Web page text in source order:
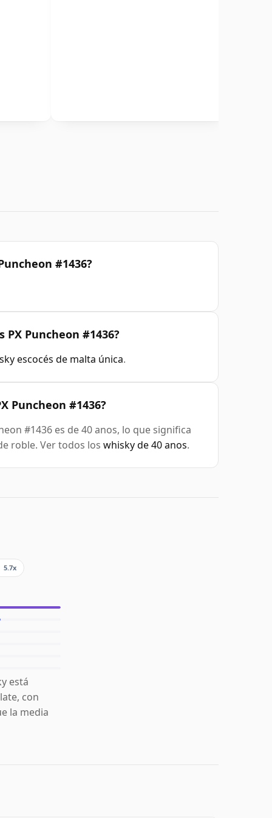
#1436?
Puncheon #1436?
escocés de malta única.
Puncheon #1436?
#1436 es de 40 anos, lo que significa
roble. Ver todos los whisky de 40 anos.
5.7x
está
con
la media